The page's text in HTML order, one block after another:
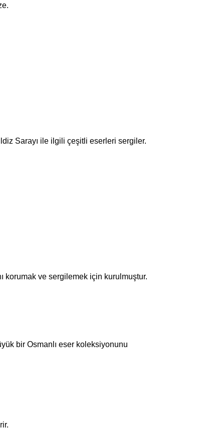
Sarayı ile ilgili çeşitli eserleri sergiler.
korumak ve sergilemek için kurulmuştur.
bir Osmanlı eser koleksiyonunu